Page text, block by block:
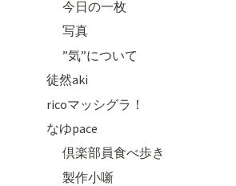
今日の一枚
写真
”気”について
徒然aki
ricoマッシグラ！
なゆpace
倶楽部員食べ歩き
製作小噺